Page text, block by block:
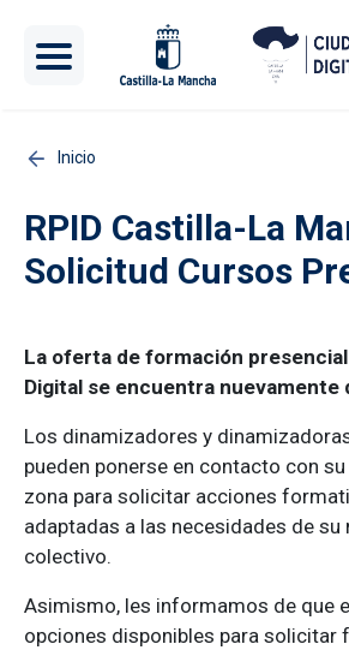
Inicio
RPID Castilla-La
Solicitud Cursos
La oferta de formación
Digital se encuentra nuevamente
Los dinamizadores y
pueden ponerse en contacto con
zona para solicitar acciones
adaptadas a las necesidades de su
colectivo.
Asimismo, les informamos de que
opciones disponibles para solicitar